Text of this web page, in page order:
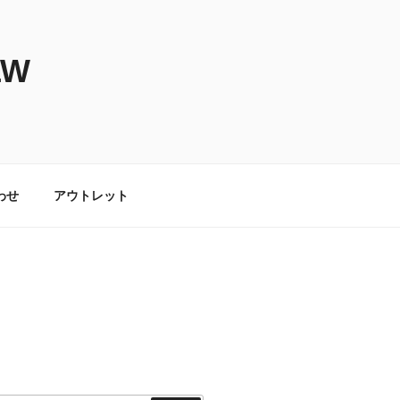
せ アウトレット